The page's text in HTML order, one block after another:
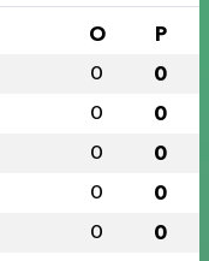
O P
0 0
0 0
0 0
0 0
0 0